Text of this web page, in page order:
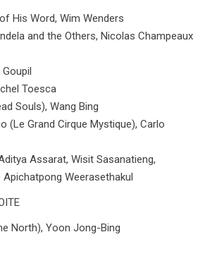
His Word, Wim Wenders
and the Others, Nicolas Champeaux
Toesca
Souls), Wang Bing
(Le Grand Cirque Mystique), Carlo
Assarat, Wisit Sasanatieng,
Weerasethakul
North), Yoon Jong-Bing